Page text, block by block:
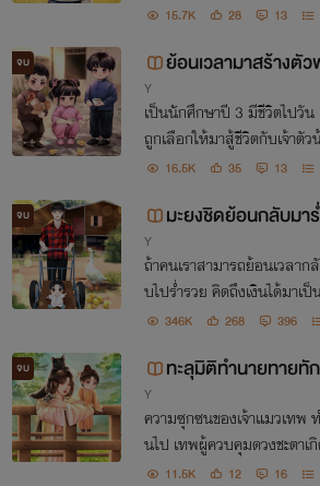
15.7K 28 13
จบ
ย้อนเวลามาสร้างตั
Y
เป็นนักศึกษาปี 3 มีชีวิตไปวั
ถูกเลือกให้มาสู้ชีวิตกับเจ้าตั
16.5K 35 13
จบ มะยงชิดย้อนกลับมา
Y
ถ้าคนเราสามารถย้อนเวลา
บไปร่ำรวย คิดถึงเงินได้มาเ
อง มันก็วางกองอยู่มากมาย
346K 268 396
จบ ทะลุมิติทำนายทายทั
Y
ความซุกซนของเจ้าแมวเทพ
นไป เทพผู้ควบคุมดวงชะตาเ
ดวงวิญญาณของอาทิตย์ให้เข้
11.5K 12 16